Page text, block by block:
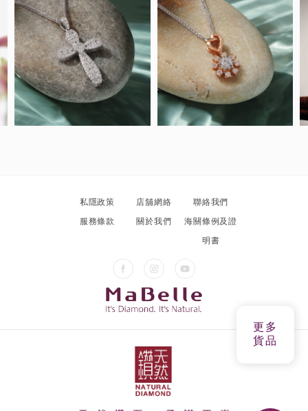
更多
貨品
私隱政策 店舖網絡
聯絡我們
服務條款
關於我們
海關條例及證
明書